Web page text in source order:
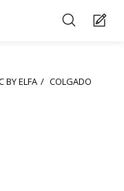
BY ELFA
COLGADO